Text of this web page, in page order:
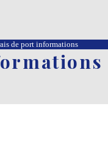
de port informations